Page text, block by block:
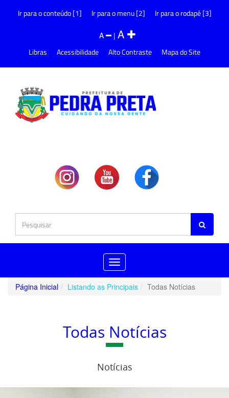
Ir para o conteúdo [1] Ir para o menu [2] Ir para o rodapé [3]
A |A
Libras Acessibilidade Alto Contraste Mapa do Site
Toggle
navigation
Página Inicial
Listando as Principais Todas Notícias
Todas Notícias
Notícias